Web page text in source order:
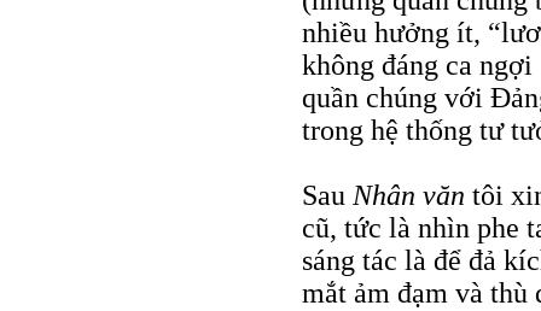
nhiều hưởng ít,
không đáng ca
quần chúng với
trong hệ thống tư
Sau Nhân văn tôi
cũ, tức là nhìn phe
sáng tác là để đả
mắt ảm đạm và thù